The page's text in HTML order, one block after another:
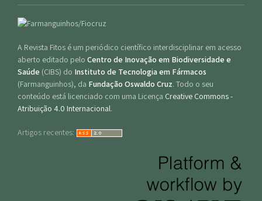
A Revista Fitos é um periódico científico interdisciplinar em acesso
aberto editado pelo Centro de Inovação em Biodiversidade e
Saúde (CIBS) do Instituto de Tecnologia em Fármacos
(Farmanguinhos), da Fundação Oswaldo Cruz. Todo o seu
conteúdo está licenciado com uma Licença Creative Commons -
Atribuição 4.0 Internacional.
Artigos recentes: